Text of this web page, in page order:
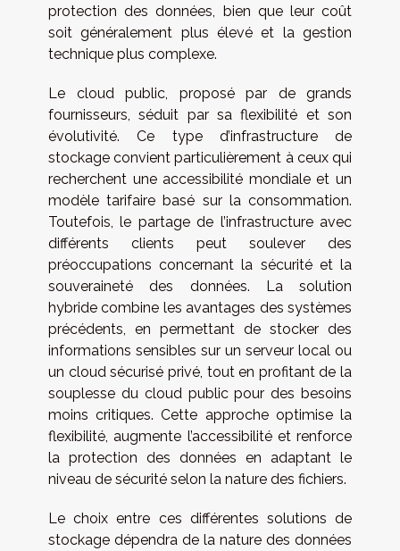
protection des données, bien que leur coût
soit généralement plus élevé et la gestion
technique plus complexe.
Le cloud public, proposé par de grands
fournisseurs, séduit par sa flexibilité et son
évolutivité. Ce type d’infrastructure de
stockage convient particulièrement à ceux qui
recherchent une accessibilité mondiale et un
modèle tarifaire basé sur la consommation.
Toutefois, le partage de l’infrastructure avec
différents clients peut soulever des
préoccupations concernant la sécurité et la
souveraineté des données. La solution
hybride combine les avantages des systèmes
précédents, en permettant de stocker des
informations sensibles sur un serveur local ou
un cloud sécurisé privé, tout en profitant de la
souplesse du cloud public pour des besoins
moins critiques. Cette approche optimise la
flexibilité, augmente l’accessibilité et renforce
la protection des données en adaptant le
niveau de sécurité selon la nature des fichiers.
Le choix entre ces différentes solutions de
stockage dépendra de la nature des données